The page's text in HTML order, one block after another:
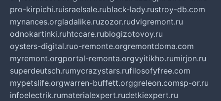
pro-kirpichi.ruisraelsale.rublack-lady.rustroy-db.com
mynances.orgladalike.ruzozor.rudvigremont.ru
odnokartinki.ruhtccare.rublogizotovoy.ru
oysters-digital.ruo-remonte.orgremontdoma.com
myremont.orgportal-remonta.orgvyitikho.rumirjon.ru
superdeutsch.rumycrazystars.rufilosofyfree.com
mypetslife.orgwarren-buffett.orggreleon.comsp-or.ru
infoelectrik.rumaterialexpert.rudetkiexpert.ru